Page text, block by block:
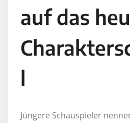
auf das
l
Jüngere Schauspieler